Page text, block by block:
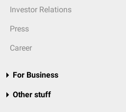
Investor Relations
Press
Career
For Business
Other stuff